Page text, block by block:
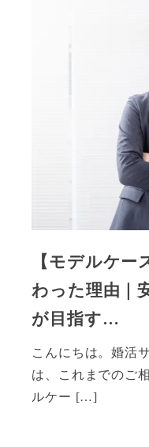
【モデルケー
わった理由｜
が目指す…
こんにちは。婚活
は、これまでのご
ルケー […]